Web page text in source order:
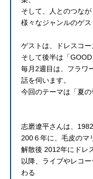
そして、人とのつなが
様々なジャンルのゲス
ゲストは、ドレスコー
そして後半は「
毎月2週目は、フラワ
話を伺います。
今回のテーマは「夏の
志磨遼平さんは、
200６年に、毛皮のマ
解散後 2012年にドレ
以降、ライブやレコ
わる